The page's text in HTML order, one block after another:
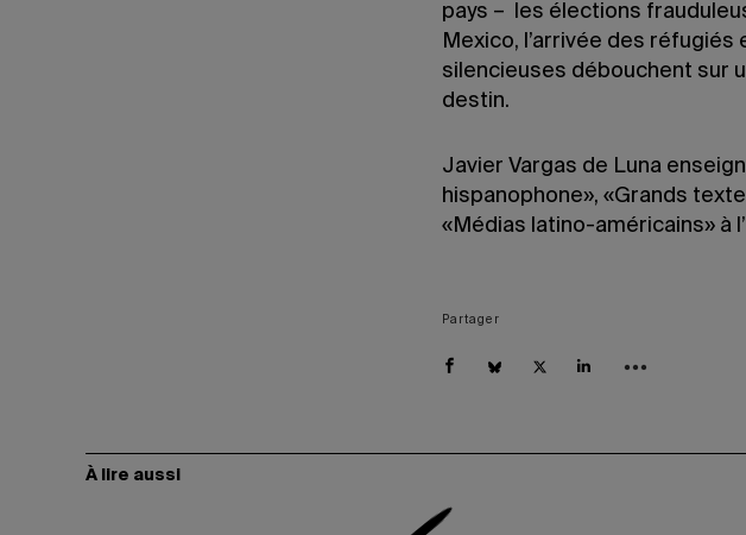
pays – les élections
Mexico, l’arrivée des
silencieuses débouchent sur
destin.
Javier Vargas de Luna
hispanophone», «Grands
«Médias latino-américains» à
Partager
À lire aussi